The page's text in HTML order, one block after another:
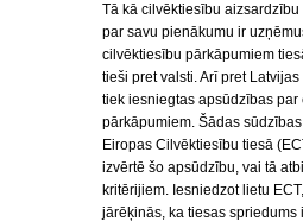
Tā kā cilvēktiesību
par savu pienākumu ir
cilvēktiesību pārkāpumiem
tieši pret valsti. Arī pret
tiek iesniegtas apsūdzības par
pārkāpumiem. Šādas
Eiropas Cilvēktiesību tiesā
izvērtē šo apsūdzību, vai tā
kritērijiem. Iesniedzot lietu
jārēķinās, ka tiesas spriedums